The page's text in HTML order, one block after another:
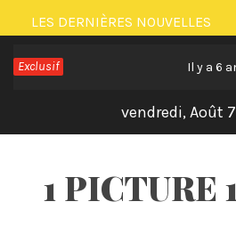
Passer
au
contenu
LES DERNIÈRES NOUVELLES
Exclusif Il y a 6 ans
vendredi, Août
1 PICTURE